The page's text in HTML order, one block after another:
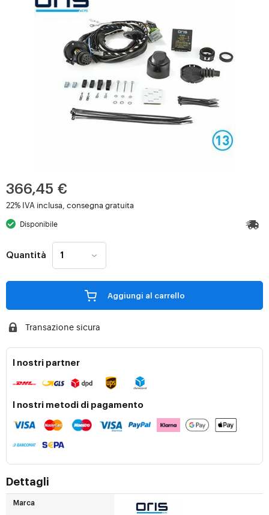
366,45 €
22% IVA inclusa, consegna gratuita
Disponibile
Quantità
Aggiungi al carrello
Transazione sicura
I nostri partner
I nostri metodi di pagamento
Dettagli
Marca